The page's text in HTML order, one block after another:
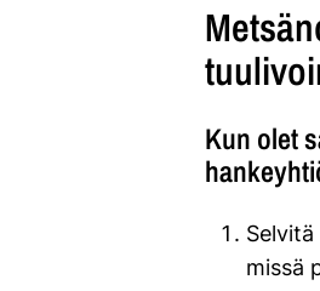
Kun olet
missä